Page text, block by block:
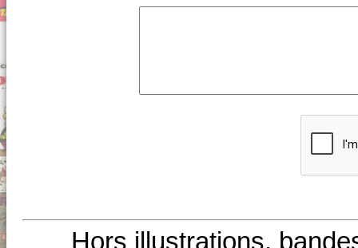
Hors illustrations,